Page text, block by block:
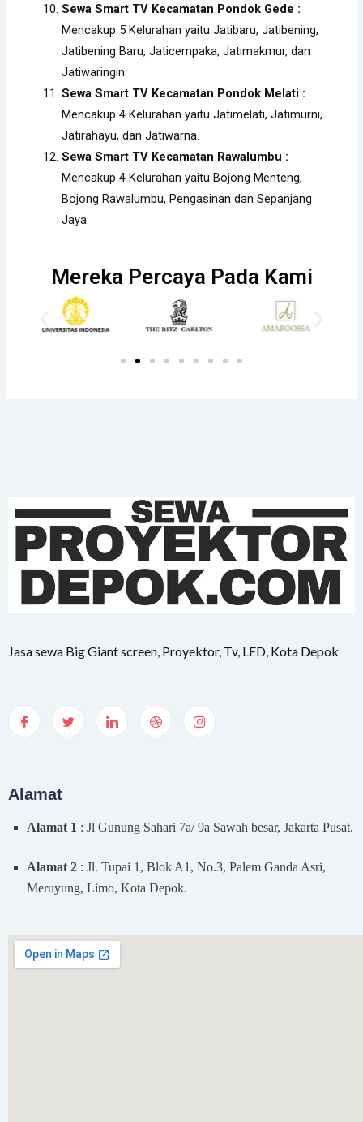
Sewa Smart TV Kecamatan Pondok Gede :
Mencakup 5 Kelurahan yaitu Jatibaru, Jatibening,
Jatibening Baru, Jaticempaka, Jatimakmur, dan
Jatiwaringin.
Sewa Smart TV Kecamatan Pondok Melati :
Mencakup 4 Kelurahan yaitu Jatimelati, Jatimurni,
Jatirahayu, dan Jatiwarna.
Sewa Smart TV Kecamatan Rawalumbu :
Mencakup 4 Kelurahan yaitu Bojong Menteng,
Bojong Rawalumbu, Pengasinan dan Sepanjang
Jaya.
Mereka Percaya Pada Kami
Jasa sewa Big Giant screen, Proyektor, Tv, LED, Kota Depok
Alamat
Alamat 1 : Jl Gunung Sahari 7a/ 9a Sawah besar, Jakarta Pusat.
Alamat 2 : Jl. Tupai 1, Blok A1, No.3, Palem Ganda Asri,
Meruyung, Limo, Kota Depok.